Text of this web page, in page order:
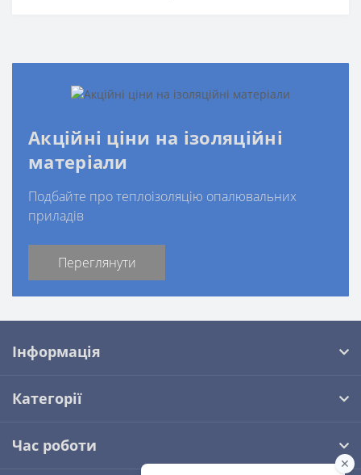
Акційні ціни на ізоляційні
матеріали
Подбайте про теплоізоляцію опалювальних
приладів
Переглянути
Інформація
Категорії
Час роботи